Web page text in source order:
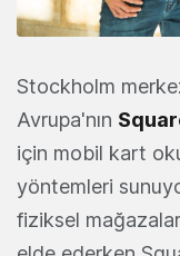
Stockholm
Avrupa'nın
için mobil kart
yöntemleri
fiziksel